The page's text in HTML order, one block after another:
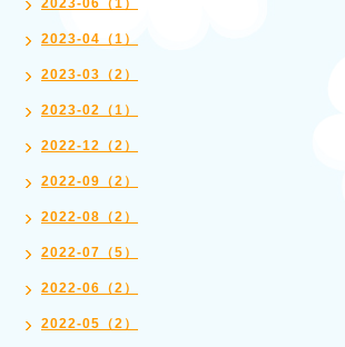
2023-06（1）
2023-04（1）
2023-03（2）
2023-02（1）
2022-12（2）
2022-09（2）
2022-08（2）
2022-07（5）
2022-06（2）
2022-05（2）